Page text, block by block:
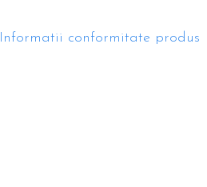
Informatii conformitate produs